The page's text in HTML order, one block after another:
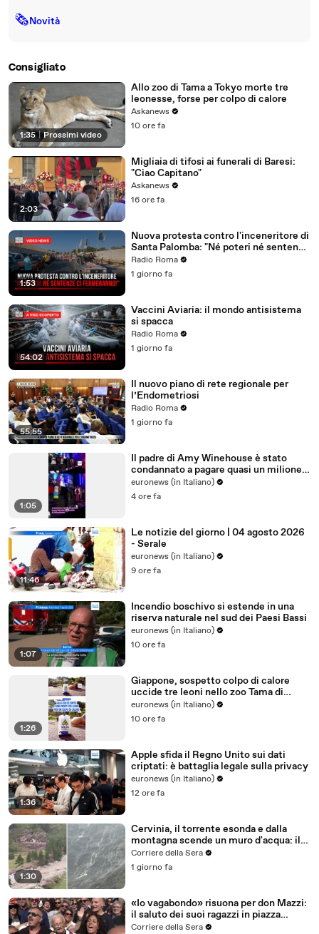
🗞Novità
Consigliato
1:35 | Prossimi video
Allo zoo di Tama a Tokyo morte tre
leonesse, forse per colpo di calore
Askanews
10 ore fa
2:03
Migliaia di tifosi ai funerali di Baresi:
"Ciao Capitano"
Askanews
16 ore fa
1:53
Nuova protesta contro l'inceneritore di
Santa Palomba: "Né poteri né sentenze
ci fermeranno!"
Radio Roma
1 giorno fa
54:02
Vaccini Aviaria: il mondo antisistema
si spacca
Radio Roma
1 giorno fa
55:55
Il nuovo piano di rete regionale per
l’Endometriosi
Radio Roma
1 giorno fa
1:05
Il padre di Amy Winehouse è stato
condannato a pagare quasi un milione
di sterline alle amiche
euronews (in Italiano)
4 ore fa
11:46
Le notizie del giorno | 04 agosto 2026
- Serale
euronews (in Italiano)
9 ore fa
1:07
Incendio boschivo si estende in una
riserva naturale nel sud dei Paesi Bassi
euronews (in Italiano)
10 ore fa
1:26
Giappone, sospetto colpo di calore
uccide tre leoni nello zoo Tama di
Tokyo
euronews (in Italiano)
10 ore fa
1:36
Apple sfida il Regno Unito sui dati
criptati: è battaglia legale sulla privacy
euronews (in Italiano)
12 ore fa
1:30
Cervinia, il torrente esonda e dalla
montagna scende un muro d'acqua: il
video del nubifragio
Corriere della Sera
1 giorno fa
«Io vagabondo» risuona per don Mazzi:
il saluto dei suoi ragazzi in piazza
Sant'Ambrogio
Corriere della Sera